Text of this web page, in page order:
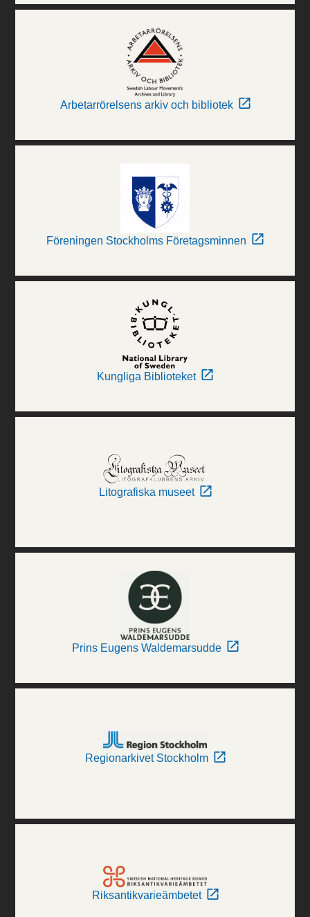
Arbetarrörelsens arkiv och bibliotek
Föreningen Stockholms Företagsminnen
Kungliga Biblioteket
Litografiska museet
Prins Eugens Waldemarsudde
Regionarkivet Stockholm
Riksantikvarieämbetet